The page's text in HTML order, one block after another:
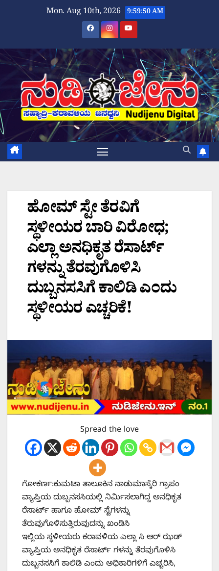
Mon. Aug 10th, 2026 9:59:51 AM
ಹೋಮ್ ಸ್ಟೇ ತೆರವಿಗೆ
ಸ್ಥಳೀಯರ ಬಾರಿ ವಿರೋಧ;
ಎಲ್ಲಾ ಅನಧಿಕೃತ ರೆಸಾರ್ಟ್
ಗಳನ್ನು ತೆರವುಗೊಳಿಸಿ
ದುಬ್ಬನಸಸಿಗೆ ಕಾಲಿಡಿ ಎಂದು
ಸ್ಥಳೀಯರ ಎಚ್ಚರಿಕೆ!
Spread the love
ಗೋಕರ್ಣ:ಕುಮಟಾ ತಾಲೂಕಿನ ನಾಡುಮಾಸ್ಕೆರಿ ಗ್ರಾಪಂ
ವ್ಯಾಪ್ತಿಯ ದುಬ್ಬನಸಸಿಯಲ್ಲಿ ನಿರ್ಮಿಸಲಾಗಿದ್ದ ಅನಧಿಕೃತ
ರೆಸಾರ್ಟ್ ಹಾಗೂ ಹೋಮ್ ಸ್ಟೆಗಳನ್ನು
ತೆರುವುಗೊಳಿಸುತ್ತಿರುವುದನ್ನು ಖಂಡಿಸಿ
ಇಲ್ಲಿಯ ಸ್ಥಳೀಯರು ಕರಾವಳಿಯ ಎಲ್ಲಾ ಸಿ ಆರ್ ಝಡ್
ವ್ಯಾಪ್ತಿಯ ಅನಧಿಕೃತ ರೆಸಾರ್ಟ್ ಗಳನ್ನು ತೆರವುಗೊಳಿಸಿ
ದುಬ್ಬನಸಸಿಗೆ ಕಾಲಿಡಿ ಎಂದು ಅಧಿಕಾರಿಗಳಿಗೆ ಎಚ್ಚರಿಸಿ,